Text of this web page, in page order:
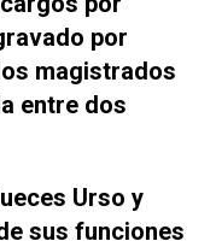
por
magistrados
entre dos
Urso y
sus funciones